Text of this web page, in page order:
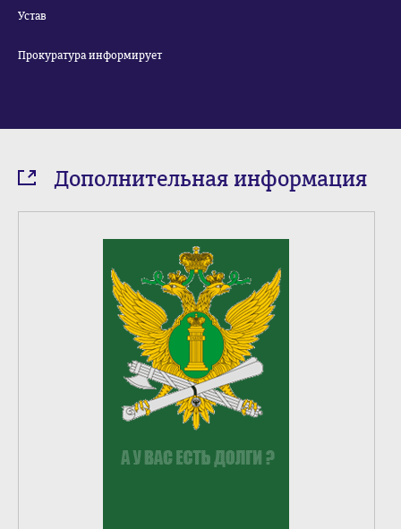
Устав
Прокуратура информирует
Дополнительная информация